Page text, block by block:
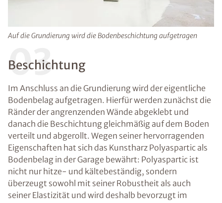
Auf die Grundierung wird die Bodenbeschichtung aufgetragen
03
Beschichtung
Im Anschluss an die Grundierung wird der eigentliche
Bodenbelag aufgetragen. Hierfür werden zunächst die
Ränder der angrenzenden Wände abgeklebt und
danach die Beschichtung gleichmäßig auf dem Boden
verteilt und abgerollt. Wegen seiner hervorragenden
Eigenschaften hat sich das Kunstharz Polyaspartic als
Bodenbelag in der Garage bewährt: Polyaspartic ist
nicht nur hitze- und kältebeständig, sondern
überzeugt sowohl mit seiner Robustheit als auch
seiner Elastizität und wird deshalb bevorzugt im